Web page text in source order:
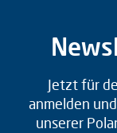
Jetzt für
anmelden
unserer